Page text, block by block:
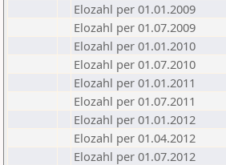
Elozahl per 01.01.2009
Elozahl per 01.07.2009
Elozahl per 01.01.2010
Elozahl per 01.07.2010
Elozahl per 01.01.2011
Elozahl per 01.07.2011
Elozahl per 01.01.2012
Elozahl per 01.04.2012
Elozahl per 01.07.2012